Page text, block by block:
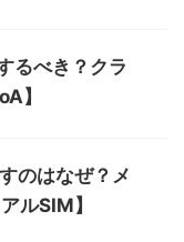
るべき？クラ
】
のはなぜ？メ
ルSIM】